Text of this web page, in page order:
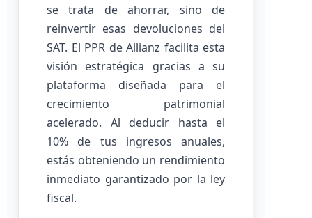
se trata de ahorrar, sino de
reinvertir esas devoluciones del
SAT. El PPR de Allianz facilita esta
visión estratégica gracias a su
plataforma diseñada para el
crecimiento patrimonial
acelerado. Al deducir hasta el
10% de tus ingresos anuales,
estás obteniendo un rendimiento
inmediato garantizado por la ley
fiscal.